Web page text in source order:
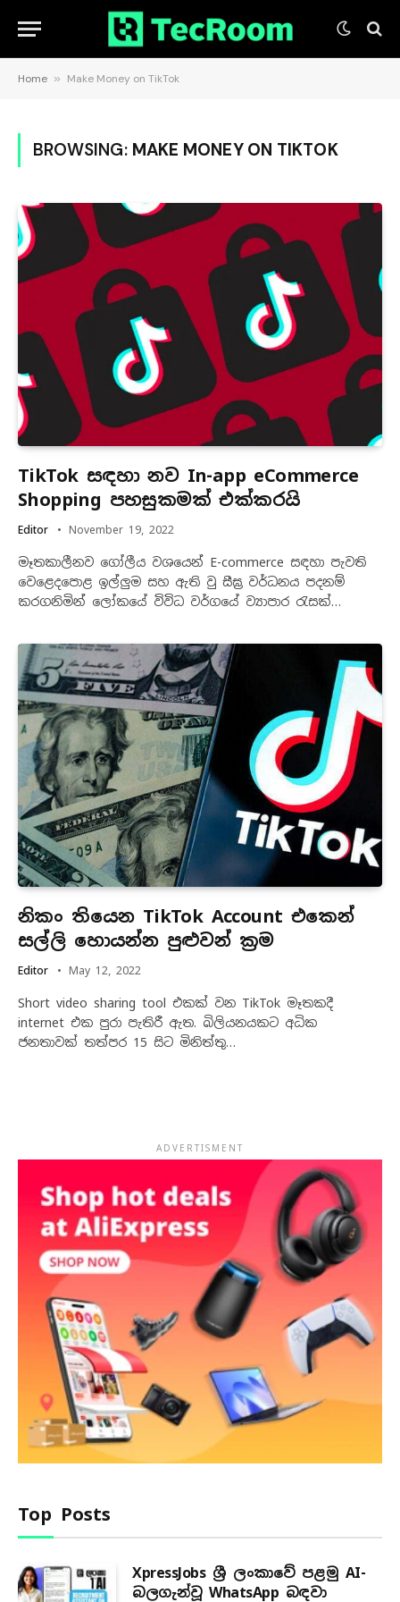
Home » Make Money on TikTok
BROWSING: MAKE MONEY ON TIKTOK
TikTok සඳහා නව In-app eCommerce
Shopping පහසුකමක් එක්කරයි
Editor November 19, 2022
මෑතකාලීනව ගෝලීය වශයෙන් E-commerce සඳහා පැවති
වෙළෙදපොළ ඉල්ලුම සහ ඇති වු සීඝ්‍ර වර්ධනය පදනම්
කරගනිමින් ලෝකයේ විවිධ වර්ගයේ ව්‍යාපාර රැසක්…
නිකං තියෙන TikTok Account එකෙන්
සල්ලි හොයන්න පුළුවන් ක්‍රම
Editor May 12, 2022
Short video sharing tool එකක් වන TikTok මෑතකදී
internet එක පුරා පැතිරී ඇත. බිලියනයකට අධික
ජනතාවක් තත්පර 15 සිට මිනිත්තු…
ADVERTISMENT
Top Posts
XpressJobs ශ්‍රී ලංකාවේ පළමු AI-
බලගැන්වූ WhatsApp බඳවා